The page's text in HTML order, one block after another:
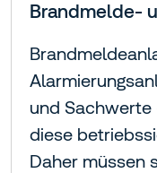
Brandmelde-
und Sachwerte
diese
Daher müssen